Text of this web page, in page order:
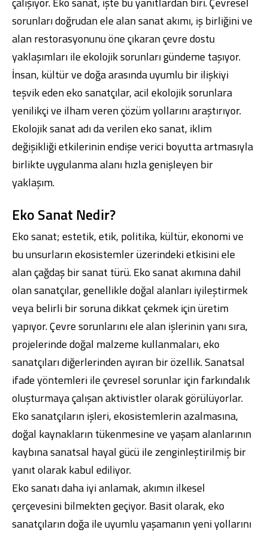
sorunları doğrudan ele alan sanat akımı, iş birliğini ve
alan restorasyonunu öne çıkaran çevre dostu
yaklaşımları ile ekolojik sorunları gündeme taşıyor.
İnsan, kültür ve doğa arasında uyumlu bir ilişkiyi
teşvik eden eko sanatçılar, acil ekolojik sorunlara
yenilikçi ve ilham veren çözüm yollarını araştırıyor.
Ekolojik sanat adı da verilen eko sanat, iklim
değişikliği etkilerinin endişe verici boyutta artmasıyla
birlikte uygulanma alanı hızla genişleyen bir
yaklaşım.
Eko Sanat Nedir?
Eko sanat; estetik, etik, politika, kültür, ekonomi ve
bu unsurların ekosistemler üzerindeki etkisini ele
alan çağdaş bir sanat türü. Eko sanat akımına dahil
olan sanatçılar, genellikle doğal alanları iyileştirmek
veya belirli bir soruna dikkat çekmek için üretim
yapıyor. Çevre sorunlarını ele alan işlerinin yanı sıra,
projelerinde doğal malzeme kullanmaları, eko
sanatçıları diğerlerinden ayıran bir özellik. Sanatsal
ifade yöntemleri ile çevresel sorunlar için farkındalık
oluşturmaya çalışan aktivistler olarak görülüyorlar.
Eko sanatçıların işleri, ekosistemlerin azalmasına,
doğal kaynakların tükenmesine ve yaşam alanlarının
kaybına sanatsal hayal gücü ile zenginleştirilmiş bir
yanıt olarak kabul ediliyor.
Eko sanatı daha iyi anlamak, akımın ilkesel
çerçevesini bilmekten geçiyor. Basit olarak, eko
sanatçıların doğa ile uyumlu yaşamanın yeni yollarını